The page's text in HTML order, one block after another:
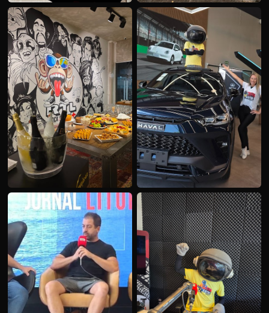
OASIS — OUVINTE RTL 91.7 HOT 98 FM — EQUIPE EM AÇÃO
EVENTO RTL 91.7 HOT 98 FM — AÇÃO HAVAL